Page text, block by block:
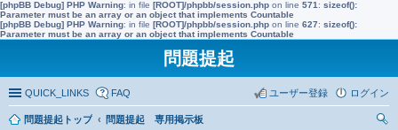
[phpBB Debug] PHP Warning: in file [ROOT]/phpbb/session.php on line 571 : sizeof():
Parameter must be an array or an object that implements Countable
[phpBB Debug] PHP Warning: in file [ROOT]/phpbb/session.php on line 627: sizeof():
Parameter must be an array or an object that implements Countable
問題提起
QUICK_LINKS FAQ ログイン
ユーザー登録
問題提起トップ
問題提起 専用掲示板